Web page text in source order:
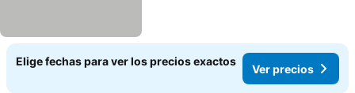
Elige fechas para ver los precios exactos
Ver precios